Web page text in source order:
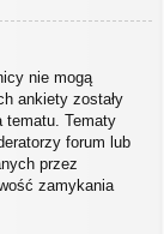
nie mogą
ankiety zostały
tematu. Tematy
forum lub
przez
zamykania